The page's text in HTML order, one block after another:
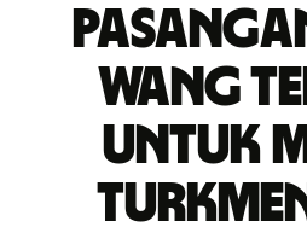
wang
untuk